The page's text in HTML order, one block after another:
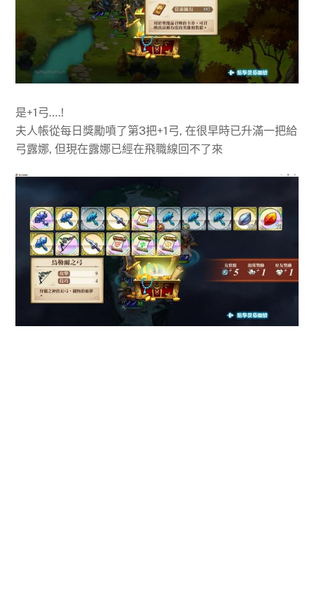
是+1弓….!
夫人帳從每日獎勵噴了第3把+1弓, 在很早時已升滿一把給
弓露娜, 但現在露娜已經在飛職線回不了來